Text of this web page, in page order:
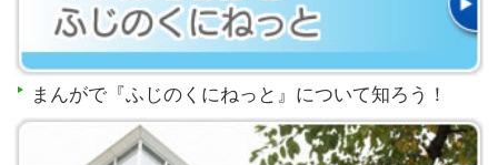
まんがで『ふじのくにねっと』について知ろう！